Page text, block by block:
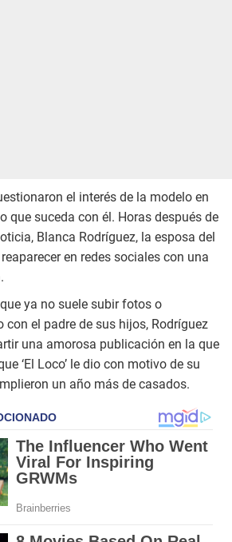
el interés de la modelo en
que suceda con él. Horas después de
Blanca Rodríguez, la esposa del
reaparecer en redes sociales con una
ya no suele subir fotos o
el padre de sus hijos, Rodríguez
una amorosa publicación en la que
‘El Loco’ le dio con motivo de su
un año más de casados.